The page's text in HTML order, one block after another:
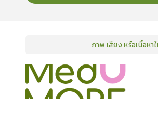
ภาพ เสียง หรือเนื้อห
คอร์สคลังเนื้อหาประชุมวิชาการ